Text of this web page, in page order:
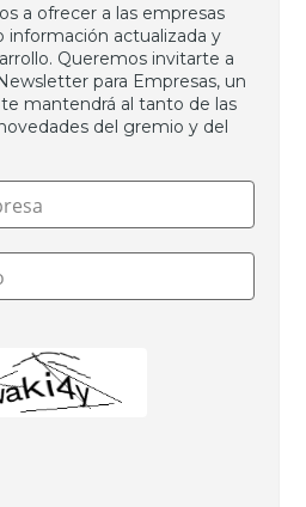
a ofrecer a las empresas
información actualizada y
Queremos invitarte a
para Empresas, un
mantendrá al tanto de las
del gremio y del